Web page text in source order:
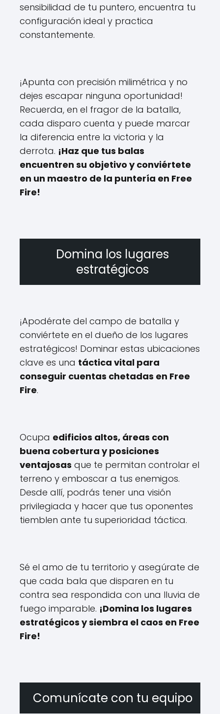
sensibilidad de tu puntero, encuentra tu
configuración ideal y practica
constantemente.
¡Apunta con precisión milimétrica y no
dejes escapar ninguna oportunidad!
Recuerda, en el fragor de la batalla,
cada disparo cuenta y puede marcar
la diferencia entre la victoria y la
derrota. ¡Haz que tus balas
encuentren su objetivo y conviértete
en un maestro de la puntería en Free
Fire!
Domina los lugares
estratégicos
¡Apodérate del campo de batalla y
conviértete en el dueño de los lugares
estratégicos! Dominar estas ubicaciones
clave es una táctica vital para
conseguir cuentas chetadas en Free
Fire.
Ocupa edificios altos, áreas con
buena cobertura y posiciones
ventajosas que te permitan controlar el
terreno y emboscar a tus enemigos.
Desde allí, podrás tener una visión
privilegiada y hacer que tus oponentes
tiemblen ante tu superioridad táctica.
Sé el amo de tu territorio y asegúrate de
que cada bala que disparen en tu
contra sea respondida con una lluvia de
fuego imparable. ¡Domina los lugares
estratégicos y siembra el caos en Free
Fire!
Comunícate con tu equipo